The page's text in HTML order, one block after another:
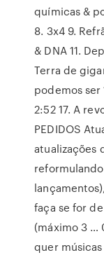
químicas &
8. 3x4 9.
& DNA 11.
Terra de
podemos ser
2:52 17. A
PEDIDOS
atualizações
faça se for
(máximo 3 …
quer